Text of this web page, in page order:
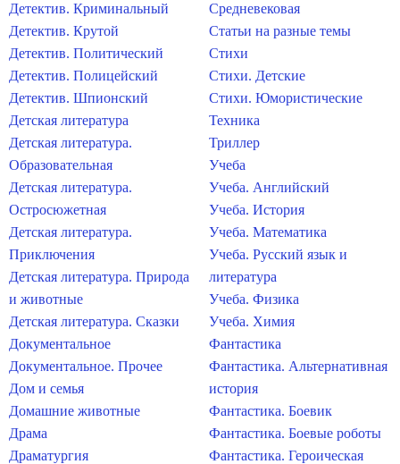
Детектив. Криминальный
Детектив. Крутой
Детектив. Политический
Детектив. Полицейский
Детектив. Шпионский
Детская литература
Детская литература.
Образовательная
Детская литература.
Остросюжетная
Детская литература.
Приключения
Детская литература. Природа
и животные
Детская литература. Сказки
Документальное
Документальное. Прочее
Дом и семья
Домашние животные
Драма
Драматургия
Средневековая
Статьи на разные темы
Стихи
Стихи. Детские
Стихи. Юмористические
Техника
Триллер
Учеба
Учеба. Английский
Учеба. История
Учеба. Математика
Учеба. Русский язык и
литература
Учеба. Физика
Учеба. Химия
Фантастика
Фантастика. Альтернативная
история
Фантастика. Боевик
Фантастика. Боевые роботы
Фантастика. Героическая